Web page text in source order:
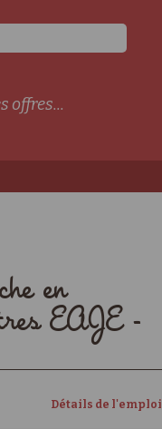
offres...
en
EAJE -
Détails de l'emploi